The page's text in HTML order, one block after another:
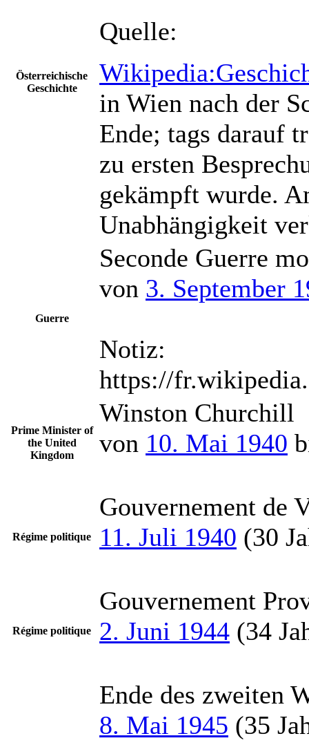
Österreichische
Geschichte
Quelle:
in Wien nach der
Ende; tags darauf
zu ersten
gekämpft wurde.
Unabhängigkeit
Guerre
Seconde Guerre
von 3. September
Notiz:
https://
Prime Minister of
the United
Kingdom
Winston Churchill
von 10. Mai 1940
Régime politique
Gouvernement de
11. Juli 1940 (30
Régime politique
Gouvernement
2. Juni 1944 (34
Ende des zweiten
8. Mai 1945 (35